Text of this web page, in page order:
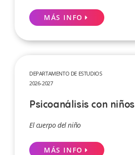
MÁS INFO
DEPARTAMENTO DE ESTUDIOS
2026-2027
Psicoanálisis con niños
El cuerpo del niño
MÁS INFO